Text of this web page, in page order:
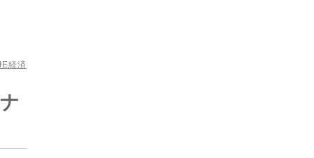
経済